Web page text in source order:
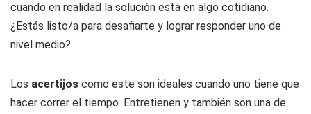
cuando en realidad la solución está en algo cotidiano.
¿Estás listo/a para desafiarte y lograr responder uno de
nivel medio?
Los acertijos como este son ideales cuando uno tiene que
hacer correr el tiempo. Entretienen y también son una de